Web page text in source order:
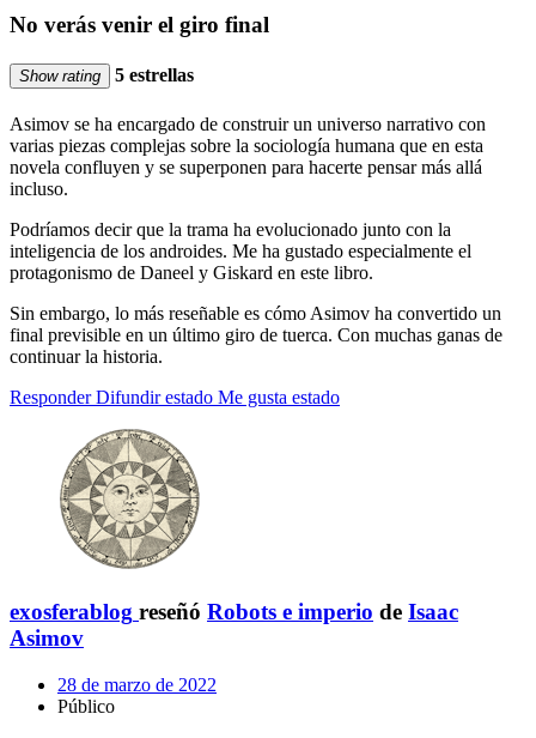
No verás venir el giro final
Show rating 5 estrellas
Asimov se ha encargado de construir un universo narrativo con
varias piezas complejas sobre la sociología humana que en esta
novela confluyen y se superponen para hacerte pensar más allá
incluso.
Podríamos decir que la trama ha evolucionado junto con la
inteligencia de los androides. Me ha gustado especialmente el
protagonismo de Daneel y Giskard en este libro.
Sin embargo, lo más reseñable es cómo Asimov ha convertido un
final previsible en un último giro de tuerca. Con muchas ganas de
continuar la historia.
Responder Difundir estado Me gusta estado
exosferablog reseñó Robots e imperio de Isaac
Asimov
28 de marzo de 2022
Público